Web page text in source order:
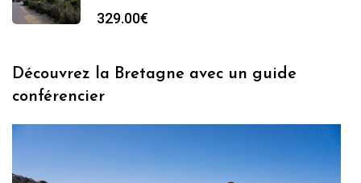
329.00€
Découvrez la Bretagne avec un guide
conférencier